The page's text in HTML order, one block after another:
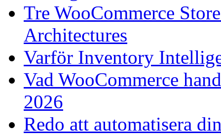
Tre WooCommerce
Architectures
Varför Inventory
Vad WooCommerce
2026
Redo att automatisera